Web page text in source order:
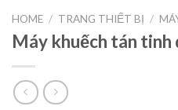
HOME / TRANG THIẾT BỊ /
Máy khuếch tán tinh